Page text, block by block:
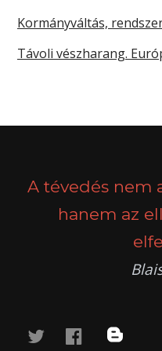
Kormányváltás,
Távoli vészharang.
A tévedés nem
hanem az
twitterfacebook
blog